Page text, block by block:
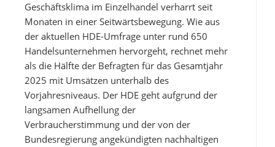
Geschäftsklima im Einzelhandel verharrt seit
Monaten in einer Seitwärtsbewegung. Wie aus
der aktuellen HDE-Umfrage unter rund 650
Handelsunternehmen hervorgeht, rechnet mehr
als die Hälfte der Befragten für das Gesamtjahr
2025 mit Umsätzen unterhalb des
Vorjahresniveaus. Der HDE geht aufgrund der
langsamen Aufhellung der
Verbraucherstimmung und der von der
Bundesregierung angekündigten nachhaltigen